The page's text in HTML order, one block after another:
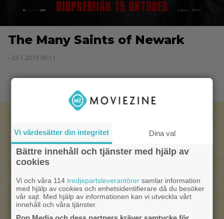
The Many Saints of Newark
- 23.1.2019 06:11
Vi värdesätter din integritet Dina val
Bättre innehåll och tjänster med hjälp av
cookies
Vi och våra 114tredjepartsleverantörer samlar information
med hjälp av cookies och enhetsidentifierare då du besöker
vår sajt. Med hjälp av informationen kan vi utveckla vårt
innehåll och våra tjänster.